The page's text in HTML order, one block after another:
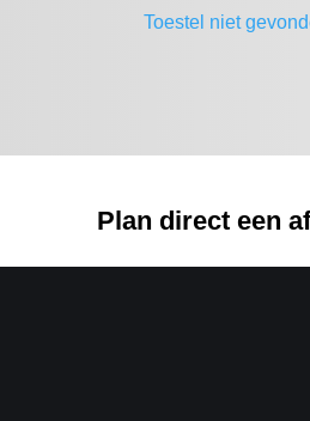
Toestel niet
Plan direct een